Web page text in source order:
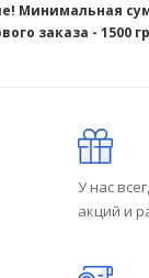
Минимальная
заказа - 1500
У нас
акций и